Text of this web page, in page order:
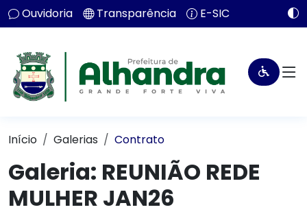
Ouvidoria Transparência E-SIC
Início Galerias Contrato
Galeria: REUNIÃO REDE
MULHER JAN26